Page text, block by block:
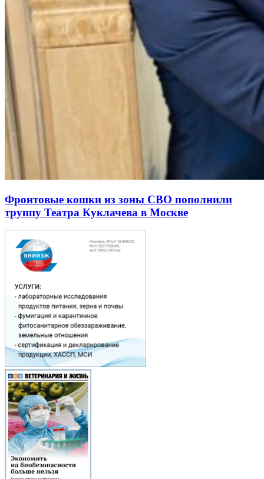
Фронтовые кошки из зоны СВО пополнили
труппу Театра Куклачева в Москве